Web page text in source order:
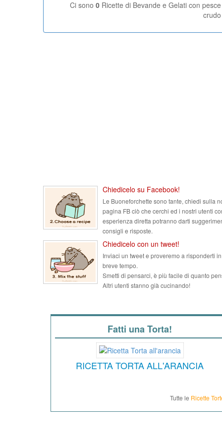
Ci sono 0 Ricette di Bevande e Gelati con pesce
crudo
Chiedicelo su Facebook!
Le Buoneforchette sono tante, chiedi sulla
pagina FB ciò che cerchi ed i nostri utenti
esperienza diretta potranno darti
consigli e risposte.
Chiedicelo con un tweet!
Inviaci un tweet e proveremo a risponderti in
breve tempo.
Smetti di pensarci, è più facile di quanto
Altri utenti stanno già cucinando!
Fatti una Torta!
RICETTA TORTA ALL'ARANCIA
Tutte le Ricette